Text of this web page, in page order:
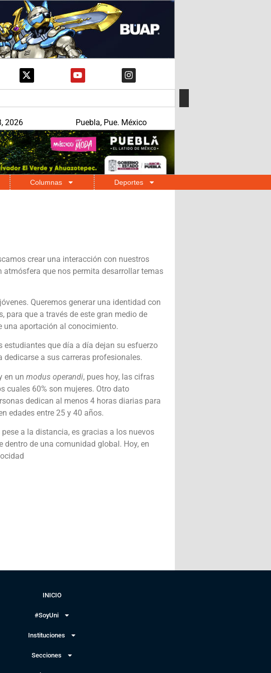
2026 Puebla, Pue. México
Columnas Deportes
crear una interacción con nuestros
atmósfera que nos permita desarrollar temas
Queremos generar una identidad con
para que a través de este gran medio de
una aportación al conocimiento.
estudiantes que día a día dejan su esfuerzo
a sus carreras profesionales.
en unmodus operandi, pues hoy, las cifras
cuales 60% son mujeres. Otro dato
dedican al menos 4 horas diarias para
edades entre 25 y 40 años.
a la distancia, es gracias a los nuevos
de una comunidad global. Hoy, en
INICIO
#SoyUni
Instituciones
Secciones